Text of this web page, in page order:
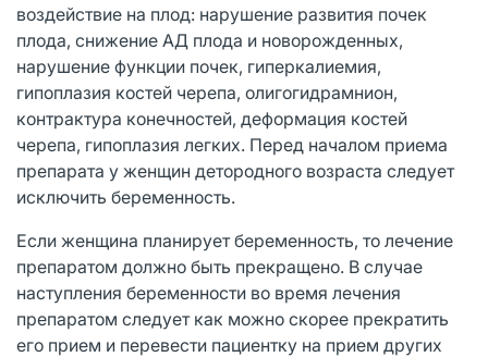
воздействие на плод: нарушение развития почек
плода, снижение АД плода и новорожденных,
нарушение функции почек, гиперкалиемия,
гипоплазия костей черепа, олигогидрамнион,
контрактура конечностей, деформация костей
черепа, гипоплазия легких. Перед началом приема
препарата у женщин детородного возраста следует
исключить беременность.
Если женщина планирует беременность, то лечение
препаратом должно быть прекращено. В случае
наступления беременности во время лечения
препаратом следует как можно скорее прекратить
его прием и перевести пациентку на прием других